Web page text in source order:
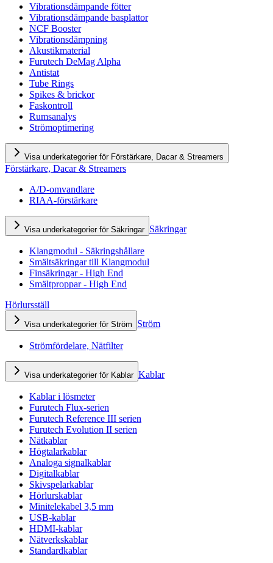
Vibrationsdämpande fötter
Vibrationsdämpande basplattor
NCF Booster
Vibrationsdämpning
Akustikmaterial
Furutech DeMag Alpha
Antistat
Tube Rings
Spikes & brickor
Faskontroll
Rumsanalys
Strömoptimering
Visa underkategorier för Förstärkare, Dacar & Streamers
Förstärkare, Dacar & Streamers
A/D-omvandlare
RIAA-förstärkare
Visa underkategorier för Säkringar Säkringar
Klangmodul - Säkringshållare
Smältsäkringar till Klangmodul
Finsäkringar - High End
Smältproppar - High End
Hörlursställ
Visa underkategorier för Ström Ström
Strömfördelare, Nätfilter
Visa underkategorier för Kablar Kablar
Kablar i lösmeter
Furutech Flux-serien
Furutech Reference III serien
Furutech Evolution II serien
Nätkablar
Högtalarkablar
Analoga signalkablar
Digitalkablar
Skivspelarkablar
Hörlurskablar
Minitelekabel 3,5 mm
USB-kablar
HDMI-kablar
Nätverkskablar
Standardkablar